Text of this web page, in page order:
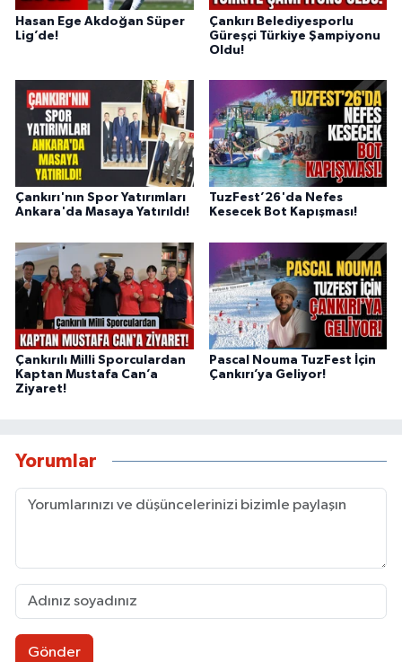
Hasan Ege Akdoğan Süper
Lig’de!
Çankırı Belediyesporlu
Güreşçi Türkiye Şampiyonu
Oldu!
Çankırı'nın Spor Yatırımları
Ankara'da Masaya Yatırıldı!
TuzFest’26'da Nefes
Kesecek Bot Kapışması!
Çankırılı Milli Sporculardan
Kaptan Mustafa Can’a
Ziyaret!
Pascal Nouma TuzFest İçin
Çankırı’ya Geliyor!
Yorumlar
Gönder